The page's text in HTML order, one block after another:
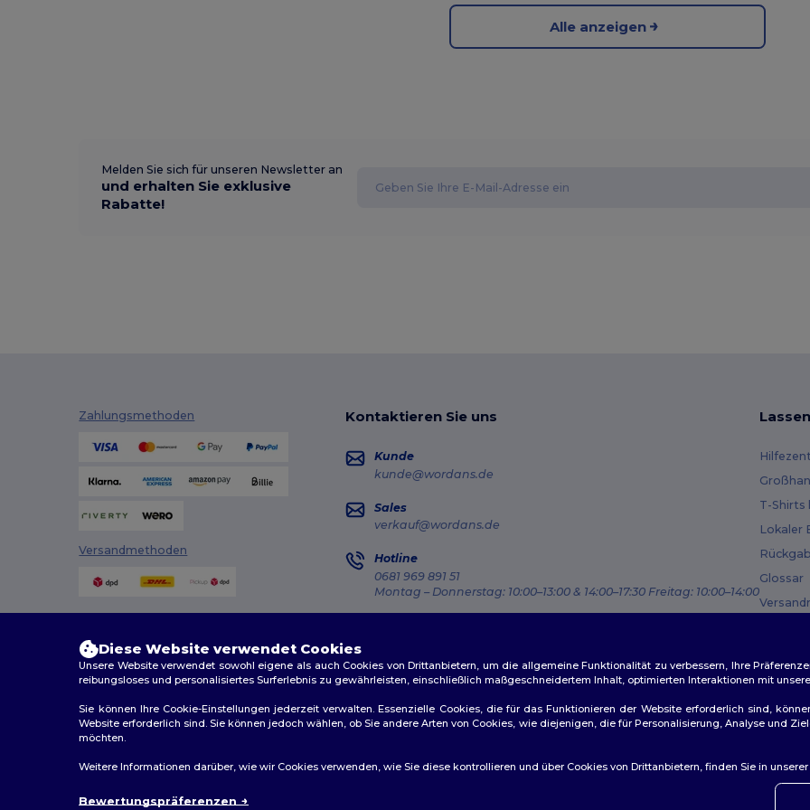
Alle anzeigen
Melden Sie sich für unseren Newsletter an
und erhalten Sie exklusive
Rabatte!
Zahlungsmethoden
Versandmethoden
Kontaktieren Sie uns
Kunde
kunde@wordans.de
Sales
verkauf@wordans.de
Hotline
0681 969 891 51
Montag – Donnerstag: 10:00–13:00 & 14:00–17:30 Freitag: 10:00–14:00
T-Shirts
Lokaler
Glossar
2026. Alle Rechte vorbehalten
Diese Website verwendet Cookies
Unsere Website verwendet sowohl eigene als auch Cookies von Drittanbietern, um die allgemeine Funktionalität zu verbessern, Ihre
reibungsloses und personalisiertes Surferlebnis zu gewährleisten, einschließlich maßgeschneidertem Inhalt, optimierten Interaktionen mit
Sie können Ihre Cookie-Einstellungen jederzeit verwalten. Essenzielle Cookies, die für das Funktionieren der Website erforderlich sind,
Website erforderlich sind. Sie können jedoch wählen, ob Sie andere Arten von Cookies, wie diejenigen, die für Personalisierung, Analyse und
möchten.
Weitere Informationen darüber, wie wir Cookies verwenden, wie Sie diese kontrollieren und über Cookies von Drittanbietern, finden Sie in unserer
Bewertungspräferenzen
👋